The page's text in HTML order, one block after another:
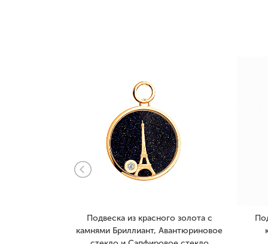
Подвеска из красного золота с
камнями Бриллиант, Авантюриновое